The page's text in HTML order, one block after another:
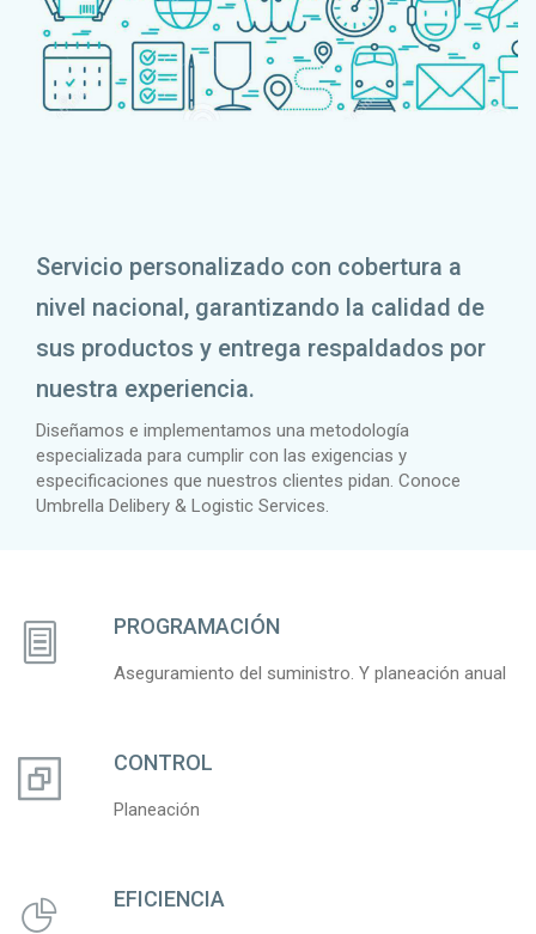
Servicio personalizado con cobertura a
nivel nacional, garantizando la calidad de
sus productos y entrega respaldados por
nuestra experiencia.
Diseñamos e implementamos una metodología
especializada para cumplir con las exigencias y
especificaciones que nuestros clientes pidan. Conoce
Umbrella Delibery & Logistic Services.
PROGRAMACIÓN
Aseguramiento del suministro. Y planeación anual
CONTROL
Planeación
EFICIENCIA